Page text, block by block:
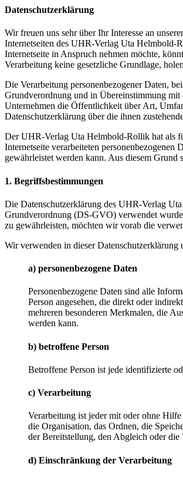
Datenschutzerklärung
Wir freuen uns sehr über Ihr Interesse an
Internetseiten des UHR-Verlag Uta Helmbold-
Internetseite in Anspruch nehmen möchte,
Verarbeitung keine gesetzliche Grundlage,
Die Verarbeitung personenbezogener Daten,
Grundverordnung und in Übereinstimmung
Unternehmen die Öffentlichkeit über Art,
Datenschutzerklärung über die ihnen
Der UHR-Verlag Uta Helmbold-Rollik hat als
Internetseite verarbeiteten
gewährleistet werden kann. Aus diesem Grund
1. Begriffsbestimmungen
Die Datenschutzerklärung des UHR-Verlag
Grundverordnung (DS-GVO) verwendet
zu gewährleisten, möchten wir vorab die
Wir verwenden in dieser
a) personenbezogene Daten
Personenbezogene Daten sind alle
Person angesehen, die direkt oder
mehreren besonderen Merkmalen, die
werden kann.
b) betroffene Person
Betroffene Person ist jede identifizierte
c) Verarbeitung
Verarbeitung ist jeder mit oder ohne
die Organisation, das Ordnen, die
der Bereitstellung, den Abgleich oder
d) Einschränkung der Verarbeitung